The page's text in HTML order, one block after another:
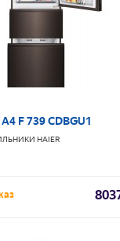
F 739 CDBGU1
HAIER